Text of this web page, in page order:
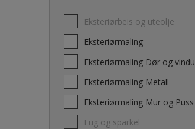
Eksteriørbeis og uteolje
Eksteriørmaling
Eksteriørmaling Dør og vindu
Eksteriørmaling Metall
Eksteriørmaling Mur og Puss
Fug og sparkel